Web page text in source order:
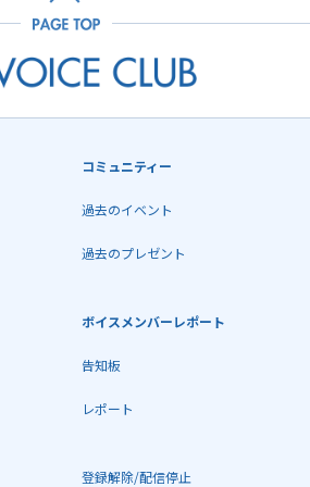
コミュニティー
過去のイベント
過去のプレゼント
ボイスメンバーレポート
告知板
レポート
登録解除/配信停止